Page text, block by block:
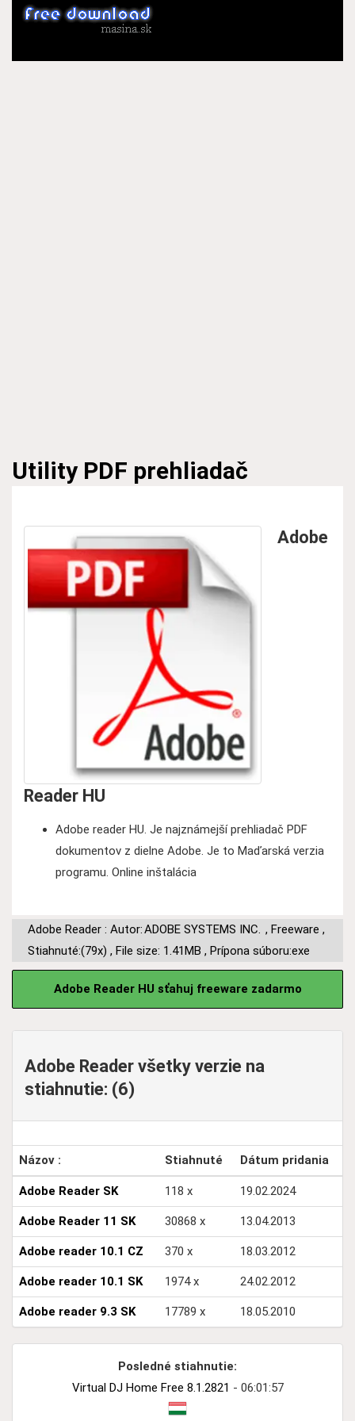
Utility PDF prehliadač
Adobe
Reader HU
Adobe reader HU. Je najznámejší prehliadač PDF
dokumentov z dielne Adobe. Je to Maďarská verzia
programu. Online inštalácia
Adobe Reader : Autor:ADOBE SYSTEMS INC. , Freeware ,
Stiahnuté:(79x) , File size: 1.41MB , Prípona súboru:exe
Adobe Reader HU sťahuj freeware zadarmo
Adobe Reader všetky verzie na
stiahnutie: (6)
Názov : Stiahnuté Dátum pridania
Adobe Reader SK 118 x 19.02.2024
Adobe Reader 11 SK 30868 x 13.04.2013
Adobe reader 10.1 CZ 370 x 18.03.2012
Adobe reader 10.1 SK 1974 x 24.02.2012
Adobe reader 9.3 SK 17789 x 18.05.2010
Posledné stiahnutie:
Virtual DJ Home Free 8.1.2821 - 06:01:57